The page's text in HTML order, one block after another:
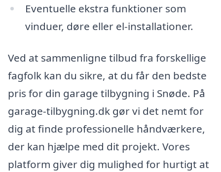
Eventuelle ekstra funktioner som
vinduer, døre eller el-installationer.
Ved at sammenligne tilbud fra forskellige
fagfolk kan du sikre, at du får den bedste
pris for din garage tilbygning i Snøde. På
garage-tilbygning.dk gør vi det nemt for
dig at finde professionelle håndværkere,
der kan hjælpe med dit projekt. Vores
platform giver dig mulighed for hurtigt at